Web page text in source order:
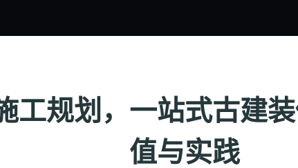
工规划，一站式古建
值与实践